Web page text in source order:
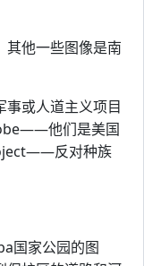
其他一些图像是南
事或人道主义项目
他们是美国
反对种族
国家公园的图